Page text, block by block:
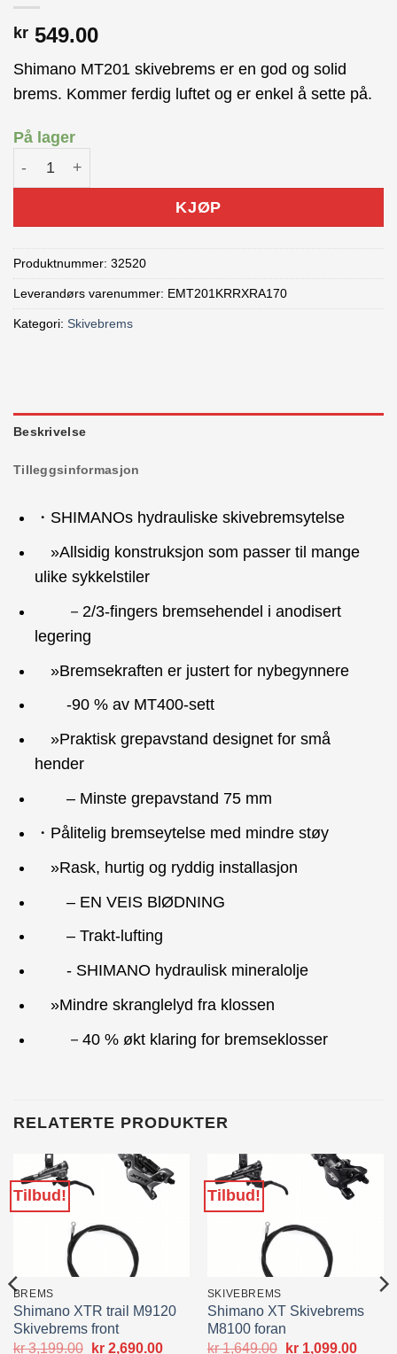
kr 549.00
Shimano MT201 skivebrems er en god og solid
brems. Kommer ferdig luftet og er enkel å sette på.
På lager
Shimano MT201 Skivebrems bak antall
KJØP
Produktnummer: 32520
Leverandørs varenummer: EMT201KRRXRA170
Kategori: Skivebrems
Beskrivelse
Tilleggsinformasjon
・SHIMANOs hydrauliske skivebremsytelse
»Allsidig konstruksjon som passer til mange
ulike sykkelstiler
－2/3-fingers bremsehendel i anodisert
legering
»Bremsekraften er justert for nybegynnere
-90 % av MT400-sett
»Praktisk grepavstand designet for små
hender
– Minste grepavstand 75 mm
・Pålitelig bremseytelse med mindre støy
»Rask, hurtig og ryddig installasjon
– EN VEIS BlØDNING
– Trakt-lufting
- SHIMANO hydraulisk mineralolje
»Mindre skranglelyd fra klossen
－40 % økt klaring for bremseklosser
RELATERTE PRODUKTER
Tilbud!
BREMS
Shimano XTR trail M9120
Skivebrems front
kr3,199.00
Opprinnelig
kr2,690.00Nåværende
Tilbud!
SKIVEBREMS
Shimano XT Skivebrems
M8100 foran
kr1,649.00
Opprinnelig
kr1,099.00